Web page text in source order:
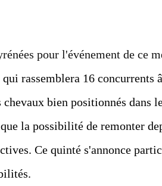
pour l'événement de ce
rassemblera 16 concurrents
chevaux bien positionnés dans
la possibilité de remonter
Ce quinté s'annonce